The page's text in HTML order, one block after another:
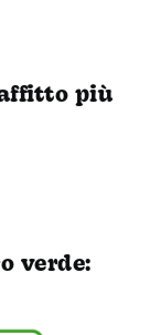
più
verde: